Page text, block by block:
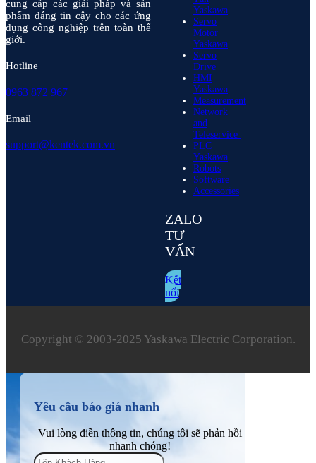
cung cấp các giải pháp và sản
phẩm đáng tin cậy cho các ứng
dụng công nghiệp trên toàn thế
giới.
Hotline
0963 872 967
Email
support@kentek.com.vn
Yaskawa
Servo
Motor
Yaskawa
Servo
Drive
HMI
Yaskawa
Measurement
Network
and
Teleservice
PLC
Yaskawa
Robots
Software
Accessories
ZALO
TƯ
VẤN
Kết
nối
Copyright © 2003‑2025 Yaskawa Electric Corporation.
Yêu cầu báo giá nhanh
Vui lòng điền thông tin, chúng tôi sẽ phản hồi
nhanh chóng!